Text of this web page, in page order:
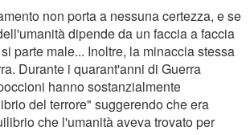
non porta a nessuna certezza, e se
dipende da un faccia a faccia
parte male... Inoltre, la minaccia stessa
Durante i quarant'anni di Guerra
hanno sostanzialmente
del terrore" suggerendo che era
che l'umanità aveva trovato per